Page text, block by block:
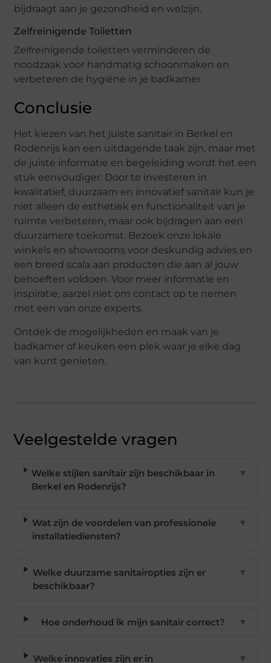
bijdraagt aan je gezondheid en welzijn.
Zelfreinigende Toiletten
Zelfreinigende toiletten verminderen de
noodzaak voor handmatig schoonmaken en
verbeteren de hygiëne in je badkamer.
Conclusie
Het kiezen van het juiste sanitair in Berkel en
Rodenrijs kan een uitdagende taak zijn, maar met
de juiste informatie en begeleiding wordt het een
stuk eenvoudiger. Door te investeren in
kwalitatief, duurzaam en innovatief sanitair kun je
niet alleen de esthetiek en functionaliteit van je
ruimte verbeteren, maar ook bijdragen aan een
duurzamere toekomst. Bezoek onze lokale
winkels en showrooms voor deskundig advies en
een breed scala aan producten die aan al jouw
behoeften voldoen. Voor meer informatie en
inspiratie, aarzel niet om contact op te nemen
met een van onze experts.
Ontdek de mogelijkheden en maak van je
badkamer of keuken een plek waar je elke dag
van kunt genieten.
Veelgestelde vragen
Welke stijlen sanitair zijn beschikbaar in
Berkel en Rodenrijs?
▼
Wat zijn de voordelen van professionele
installatiediensten?
▼
Welke duurzame sanitairopties zijn er
beschikbaar?
▼
Hoe onderhoud ik mijn sanitair correct? ▼
Welke innovaties zijn er in
▼